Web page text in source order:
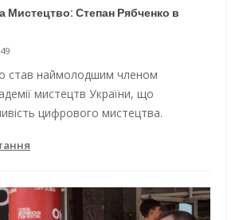
Мистецтво: Степан Рябченко в
став наймолодшим членом
мистецтв України, що
цифрового мистецтва.